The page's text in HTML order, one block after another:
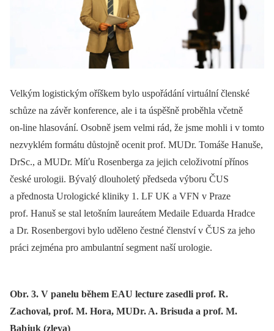
Velkým logistickým oříškem bylo uspořádání virtuální členské
schůze na závěr konference, ale i ta úspěšně proběhla včetně
on‑line hlasování. Osobně jsem velmi rád, že jsme mohli i v tomto
nezvyklém formátu důstojně ocenit prof. MUDr. Tomáše Hanuše,
DrSc., a MUDr. Míťu Rosenberga za jejich celoživotní přínos
české urologii. Bývalý dlouholetý předseda výboru ČUS
a přednosta Urologické kliniky 1. LF UK a VFN v Praze
prof. Hanuš se stal letošním laureátem Medaile Eduarda Hradce
a Dr. Rosenbergovi bylo uděleno čestné členství v ČUS za jeho
práci zejména pro ambulantní segment naší urologie.
Obr. 3. V panelu během EAU lecture zasedli prof. R.
Zachoval, prof. M. Hora, MUDr. A. Brisuda a prof. M.
Babjuk (zleva)